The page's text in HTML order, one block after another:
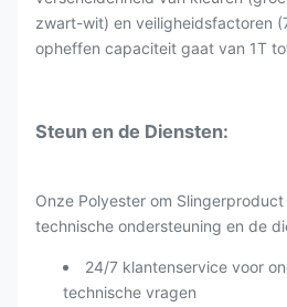
zwart-wit) en veiligheidsfactoren
opheffen capaciteit gaat van 1T
Steun en de Diensten:
Onze Polyester om
technische ondersteuning en de
24/7 klantenservice voor
technische vragen